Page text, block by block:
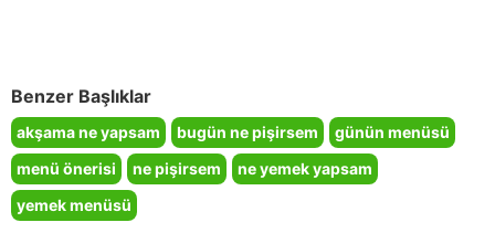
Benzer Başlıklar
akşama ne yapsam bugün ne pişirsem
günün menüsü
menü önerisi
ne pişirsem
ne yemek yapsam
yemek menüsü